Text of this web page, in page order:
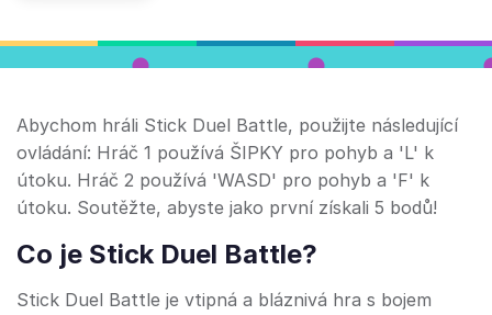
Abychom hráli Stick Duel Battle, použijte následující
ovládání: Hráč 1 používá ŠIPKY pro pohyb a 'L' k
útoku. Hráč 2 používá 'WASD' pro pohyb a 'F' k
útoku. Soutěžte, abyste jako první získali 5 bodů!
Co je Stick Duel Battle?
Stick Duel Battle je vtipná a bláznivá hra s bojem